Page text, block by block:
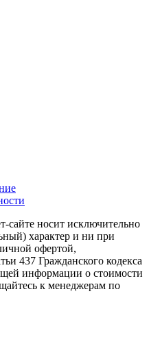
носит исключительно
характер и ни при
офертой,
437 Гражданского кодекса
информации о стоимости
к менеджерам по